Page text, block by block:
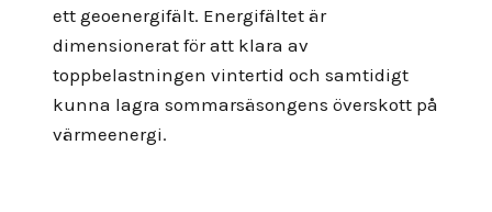
ett geoenergifält. Energifältet är
dimensionerat för att klara av
toppbelastningen vintertid och samtidigt
kunna lagra sommarsäsongens överskott på
värmeenergi.